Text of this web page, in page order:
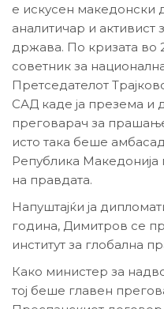
е искусен македонски
аналитичар и активист
држава. По кризата во
советник за
Претседателот
САД каде ја презема и
преговарач за
исто така беше
Република
на правдата.
Напуштајќи ја
година, Димитров се
институт за глобална
Како министер за
тој беше главен